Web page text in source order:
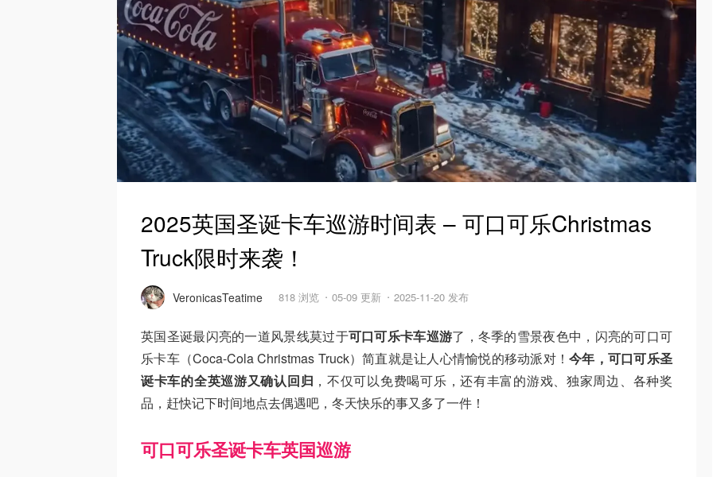
2025英国圣诞卡车巡游时间表 – 可口可乐Christmas
Truck限时来袭！
VeronicasTeatime 818 浏览 05-09 更新 2025-11-20 发布
英国圣诞最闪亮的一道风景线莫过于可口可乐卡车巡游了，冬季的雪景夜色中，闪亮的可口可
乐卡车（Coca-Cola Christmas Truck）简直就是让人心情愉悦的移动派对！今年，可口可乐圣
诞卡车的全英巡游又确认回归 ，不仅可以免费喝可乐，还有丰富的游戏、独家周边、各种奖
品，赶快记下时间地点去偶遇吧，冬天快乐的事又多了一件！
可口可乐圣诞卡车英国巡游